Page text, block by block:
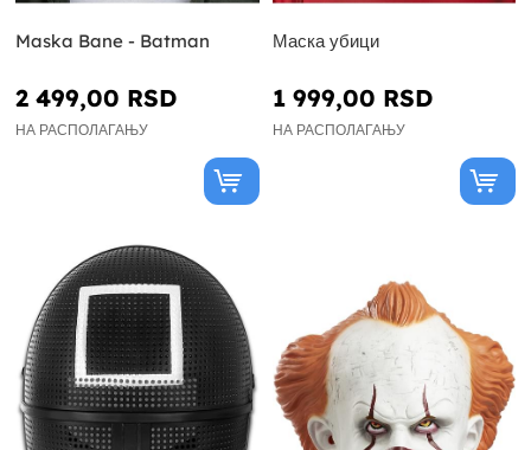
Maska Bane - Batman
2 499,00 RSD
НА РАСПОЛАГАЊУ
Маска убици
1 999,00 RSD
НА РАСПОЛАГАЊУ